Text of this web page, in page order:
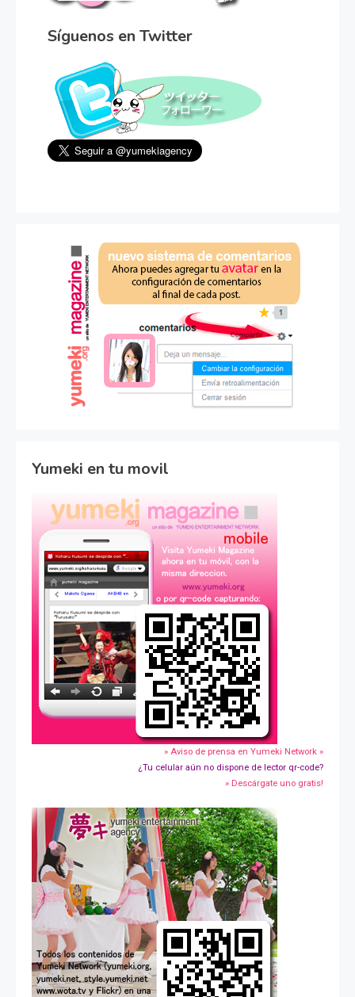
Síguenos en Twitter
Yumeki en tu movil
» Aviso de prensa en Yumeki Network »
¿Tu celular aún no dispone de lector qr-code?
» Descárgate uno gratis!